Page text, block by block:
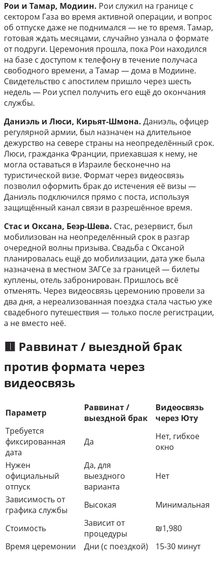
Рои и Тамар, Модиин. Рои служил на границе с
сектором Газа во время активной операции, и вопрос
об отпуске даже не поднимался — не то время. Тамар,
готовая ждать месяцами, случайно узнала о формате
от подруги. Церемония прошла, пока Рои находился
на базе с доступом к телефону в течение получаса
свободного времени, а Тамар — дома в Модиине.
Свидетельство с апостилем пришло через шесть
недель — Рои успел получить его ещё до окончания
службы.
Даниэль и Люси, Кирьят-Шмона. Даниэль, офицер
регулярной армии, был назначен на длительное
дежурство на севере страны на неопределённый срок.
Люси, гражданка Франции, приехавшая к нему, не
могла оставаться в Израиле бесконечно на
туристической визе. Формат через видеосвязь
позволил оформить брак до истечения её визы —
Даниэль подключился прямо с поста, используя
защищённый канал связи в разрешённое время.
Стас и Оксана, Беэр-Шева. Стас, резервист, был
мобилизован на неопределённый срок в разгар
очередной волны призыва. Свадьба с Оксаной
планировалась ещё до мобилизации, дата уже была
назначена в местном ЗАГСе за границей — билеты
куплены, отель забронирован. Пришлось всё
отменять. Через видеосвязь церемонию провели за
два дня, а нереализованная поездка стала частью уже
свадебного путешествия — только после регистрации,
а не вместо неё.
🟥 Раввинат / выездной брак
против формата через
видеосвязь
Параметр
Раввинат /
выездной брак
Видеосвязь
через Юту
Требуется
фиксированная
дата
Да
Нет, гибкое
окно
Нужен
официальный
отпуск
Да, для
выездного
варианта
Нет
Зависимость от
графика службы
Высокая Минимальная
Стоимость
Зависит от
процедуры
₪1,980
Время церемонии
Дни (с поездкой) 15-30 минут